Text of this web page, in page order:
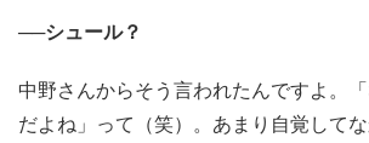
──シュール？
中野さんからそう言われたんですよ。
だよね」って（笑）。あまり自覚して